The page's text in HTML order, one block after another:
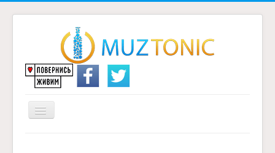
Перемикач
навігації